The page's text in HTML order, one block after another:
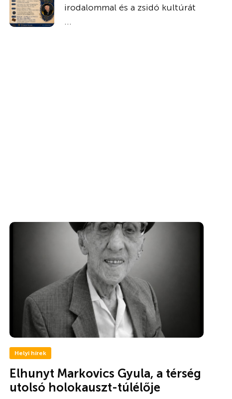
irodalommal és a zsidó kultúrát
...
Helyi hírek
Elhunyt Markovics Gyula, a térség
utolsó holokauszt-túlélője